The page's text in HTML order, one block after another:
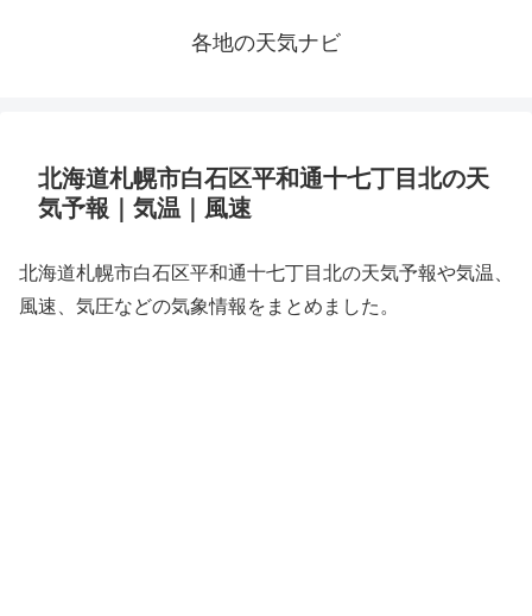
各地の天気ナビ
北海道札幌市白石区平和通十七丁目北の天
気予報｜気温｜風速
北海道札幌市白石区平和通十七丁目北の天気予報や気温、
風速、気圧などの気象情報をまとめました。